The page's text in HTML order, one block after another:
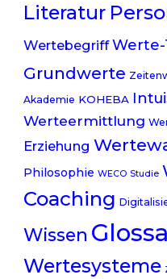
Literatur
Wertebegriff Werte-
Grundwerte
Akademie KOHEBA
Werteermittlung
Erziehung
Philosophie WECO Studie
Coaching
Wissen
Wertesysteme